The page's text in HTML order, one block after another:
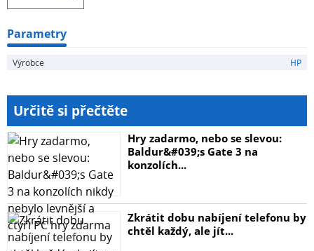
Parametry
Výrobce HP
Určitě si přečtěte
Hry zadarmo, nebo se slevou:
Baldur&#039;s Gate 3 na
konzolích...
Zkrátit dobu nabíjení telefonu by
chtěl každý, ale jít...